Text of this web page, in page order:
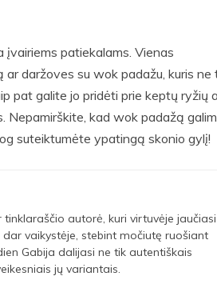
patiekalams. Vienas
daržoves su wok padažu, kuris ne
pat galite jo pridėti prie keptų ryžių
Nepamirškite, kad wok padažą
suteiktumėte ypatingą skonio gylį!
autorė, kuri virtuvėje jaučiasi
vaikystėje, stebint močiutę ruošiant
Gabija dalijasi ne tik autentiškais
jų variantais.